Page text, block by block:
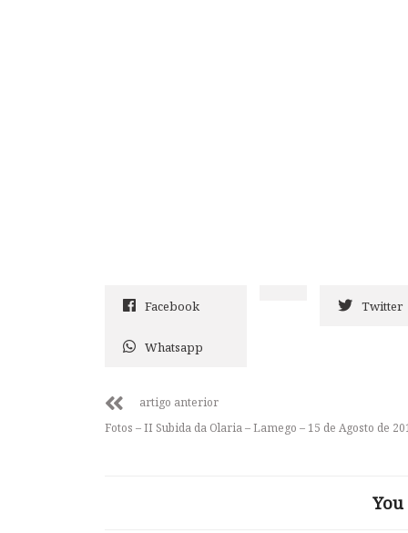
Facebook Twitter
Whatsapp
artigo anterior
Fotos – II Subida da Olaria – Lamego – 15 de Agosto de